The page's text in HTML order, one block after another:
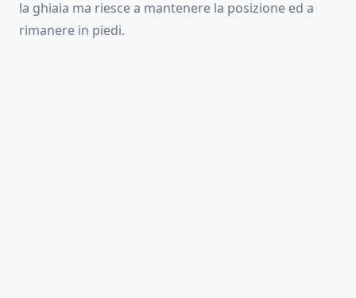
la ghiaia ma riesce a mantenere la posizione ed a
rimanere in piedi.